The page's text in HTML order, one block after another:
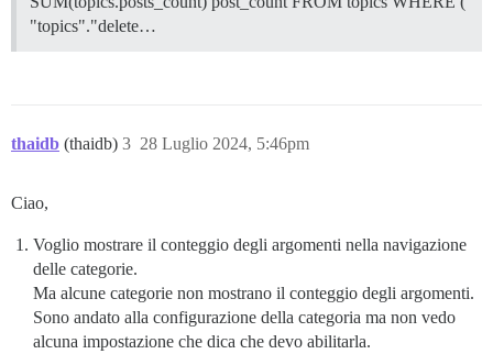
"topics"."delete…
thaidb (thaidb) 28 Luglio 2024, 5:46pm
3
Ciao,
Voglio mostrare il conteggio degli argomenti nella navigazione
delle categorie.
Ma alcune categorie non mostrano il conteggio degli argomenti.
Sono andato alla configurazione della categoria ma non vedo
alcuna impostazione che dica che devo abilitarla.